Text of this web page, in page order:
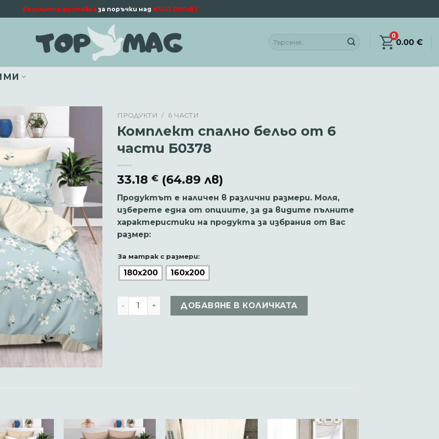
Безплатна доставка за поръчки над €51.13 (100лв.)
0
0.00 €
ПРОДУКТИ / 6 ЧАСТИ
Комплект спално бельо от 6
части Б0378
33.18 € (64.89 лв)
Продуктът е наличен в различни размери. Моля,
изберете една от опциите, за да видите пълните
характеристики на продукта за избрания от Вас
размер:
За матрак с размери:
180x200 160x200
количество за Комплект спално бельо от 6 части Б0378
ДОБАВЯНЕ В КОЛИЧКАТА